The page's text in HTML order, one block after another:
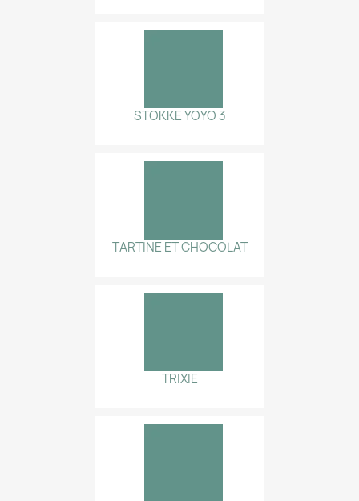
STOKKE YOYO 3
TARTINE ET CHOCOLAT
TRIXIE